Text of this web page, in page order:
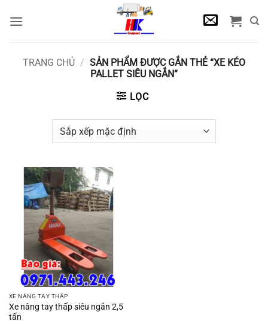
qua
TRANG CHỦ / SẢN PHẨM ĐƯỢC GẮN THẺ “XE KÉO
PALLET SIÊU NGẮN”
LỌC
XE NÂNG TAY THẤP
Xe nâng tay thấp siêu ngắn 2,5
tấn